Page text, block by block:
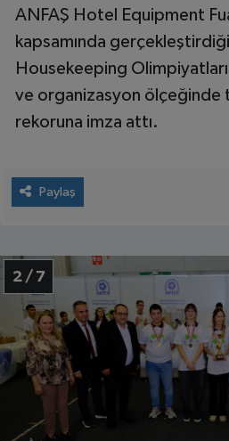
ANFAŞ Hotel Equipment
kapsamında gerçekleştirdiği
Housekeeping Olimpiyatları
ve organizasyon ölçeğinde
rekoruna imza attı.
Paylaş
2 / 7